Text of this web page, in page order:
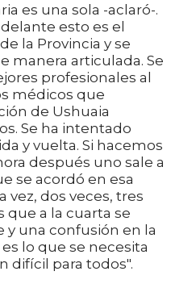
es una sola -aclaró-.
esto es el
la Provincia y se
manera articulada. Se
profesionales al
médicos que
de Ushuaia
Se ha intentado
y vuelta. Si hacemos
después uno sale a
se acordó en esa
vez, dos veces, tres
que a la cuarta se
y una confusión en la
lo que se necesita
difícil para todos".